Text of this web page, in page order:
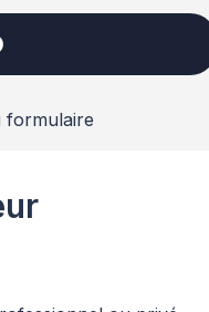
formulaire